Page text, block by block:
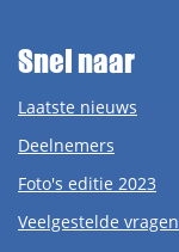
Snel naar
Laatste nieuws
Deelnemers
Foto's editie 2023
Veelgestelde vragen